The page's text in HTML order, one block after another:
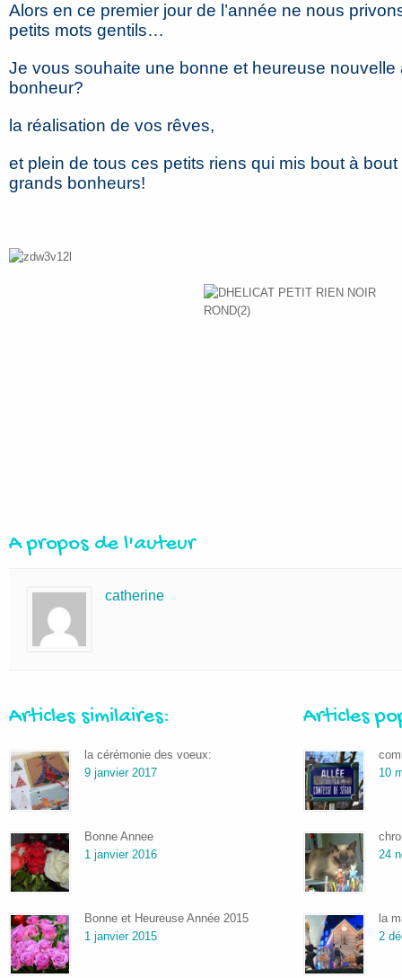
Alors en ce premier jour de l’année ne nous
petits mots gentils…
Je vous souhaite une bonne et heureuse nouvelle
bonheur?
la réalisation de vos rêves,
et plein de tous ces petits riens qui mis bout à
grands bonheurs!
A propos de l'auteur
catherine
Articles similaires:
la cérémonie des voeux:
9 janvier 2017
Bonne Annee
1 janvier 2016
Bonne et Heureuse Année 2015
1 janvier 2015
Articles
10
24
la
2